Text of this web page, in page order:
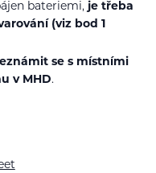
bateriemi, je třeba
(viz bod 1
se s místními
v MHD.